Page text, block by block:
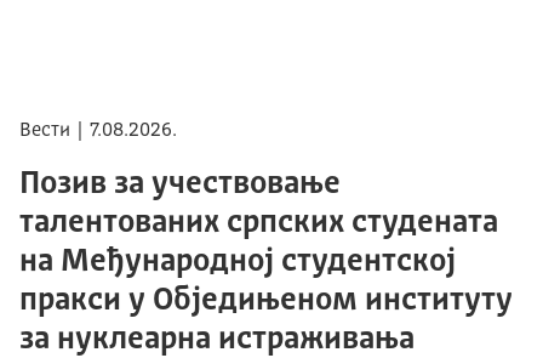
Вести | 7.08.2026.
Позив за учествовање
талентованих српских студената
на Међународној студентској
пракси у Обједињеном институту
за нуклеарна истраживања